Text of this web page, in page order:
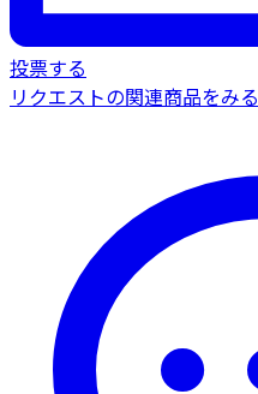
投票する
リクエストの関連商品をみる